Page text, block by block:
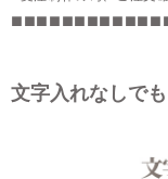
文字入れなしで